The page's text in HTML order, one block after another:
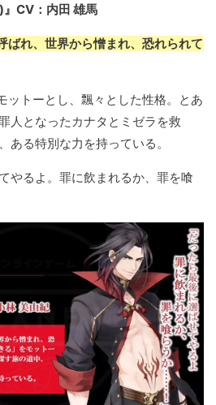
CV：内田 雄馬
ばれ、世界から憎まれ、恐れられて
ットーとし、飄々とした性格。とあ
人となったカナタとミゼラを救
ある特別な力を持っている。
やるよ。罪に飲まれるか、罪を喰